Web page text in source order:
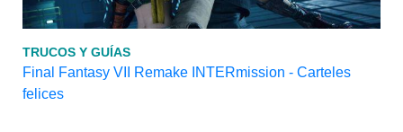
TRUCOS Y GUÍAS
Final Fantasy VII Remake INTERmission - Carteles
felices